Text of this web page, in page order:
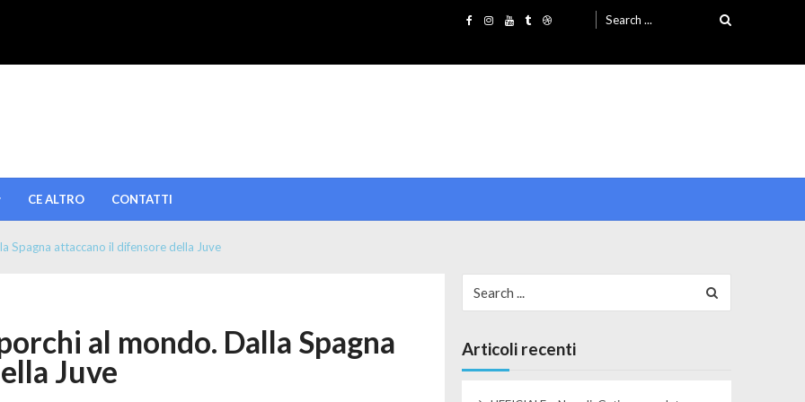
Search for:
CE ALTRO CONTATTI
Spagna attaccano il difensore della Juve
al mondo. Dalla Spagna
Juve
Articoli recenti